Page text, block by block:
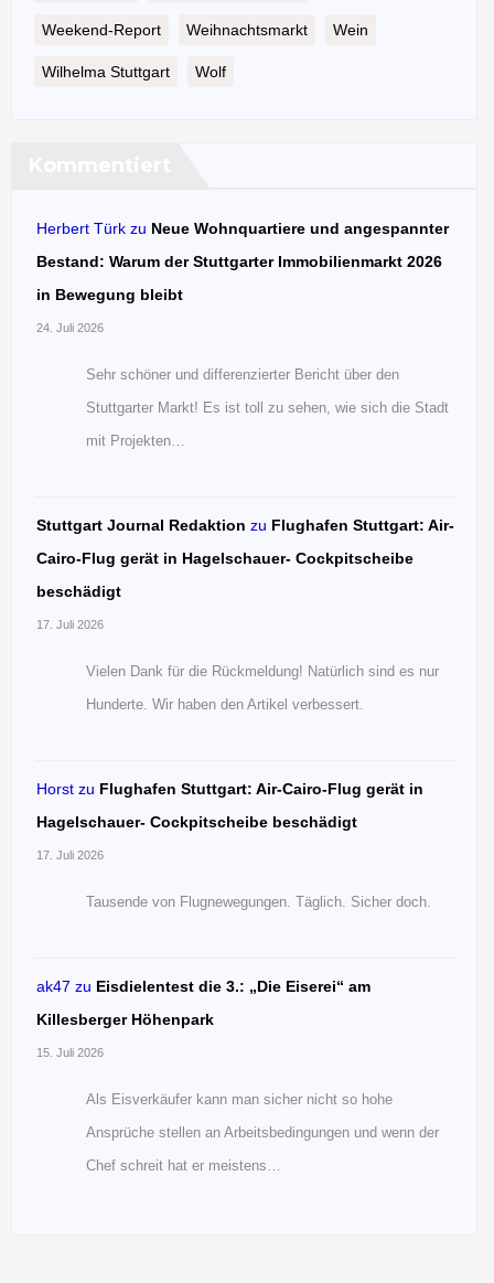
Weekend-Report Weihnachtsmarkt Wein
Wilhelma Stuttgart Wolf
Herbert Türk zu Neue Wohnquartiere und angespannter
Bestand: Warum der Stuttgarter Immobilienmarkt 2026
in Bewegung bleibt
24. Juli 2026
Sehr schöner und differenzierter Bericht über den
Stuttgarter Markt! Es ist toll zu sehen, wie sich die Stadt
mit Projekten…
Stuttgart Journal Redaktion zu Flughafen Stuttgart: Air-
Cairo-Flug gerät in Hagelschauer- Cockpitscheibe
beschädigt
17. Juli 2026
Vielen Dank für die Rückmeldung! Natürlich sind es nur
Hunderte. Wir haben den Artikel verbessert.
Horst zu Flughafen Stuttgart: Air-Cairo-Flug gerät in
Hagelschauer- Cockpitscheibe beschädigt
17. Juli 2026
Tausende von Flugnewegungen. Täglich. Sicher doch.
ak47 zu Eisdielentest die 3.: „Die Eiserei“ am
Killesberger Höhenpark
15. Juli 2026
Als Eisverkäufer kann man sicher nicht so hohe
Ansprüche stellen an Arbeitsbedingungen und wenn der
Chef schreit hat er meistens…